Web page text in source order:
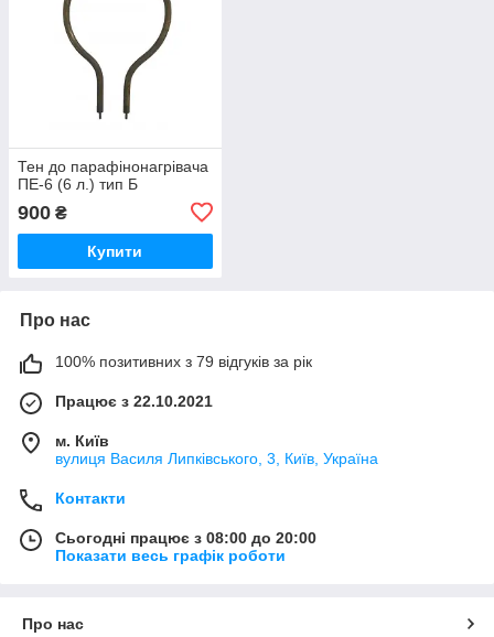
Тен до парафінонагрівача
ПЕ-6 (6 л.) тип Б
900 ₴
Купити
Про нас
100% позитивних з 79 відгуків за рік
Працює з 22.10.2021
м. Київ
вулиця Василя Липківського, 3, Київ, Україна
Контакти
Сьогодні працює з 08:00 до 20:00
Показати весь графік роботи
Про нас